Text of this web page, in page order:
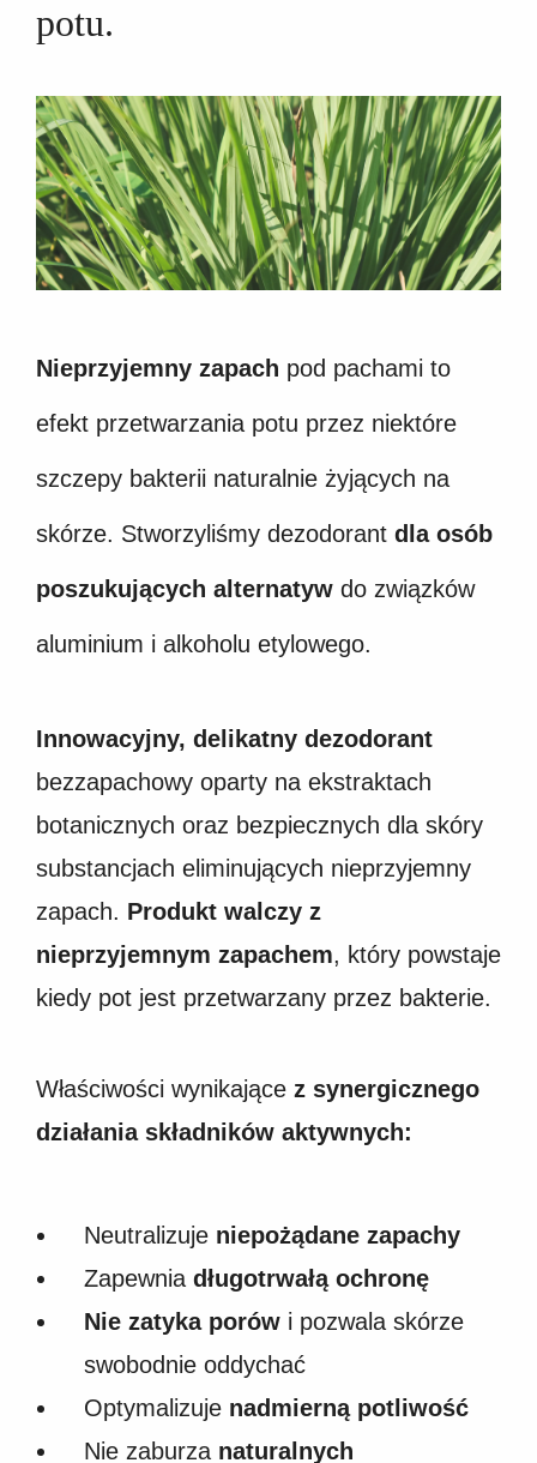
potu.
Nieprzyjemny zapach pod pachami to
efekt przetwarzania potu przez niektóre
szczepy bakterii naturalnie żyjących na
skórze. Stworzyliśmy dezodorant dla osób
poszukujących alternatyw do związków
aluminium i alkoholu etylowego.
Innowacyjny, delikatny dezodorant
bezzapachowy oparty na ekstraktach
botanicznych oraz bezpiecznych dla skóry
substancjach eliminujących nieprzyjemny
zapach. Produkt walczy z
nieprzyjemnym zapachem, który powstaje
kiedy pot jest przetwarzany przez bakterie.
Właściwości wynikające z synergicznego
działania składników aktywnych:
Neutralizuje niepożądane zapachy
Zapewnia długotrwałą ochronę
Nie zatyka porów i pozwala skórze
swobodnie oddychać
Optymalizuje nadmierną potliwość
Nie zaburza naturalnych